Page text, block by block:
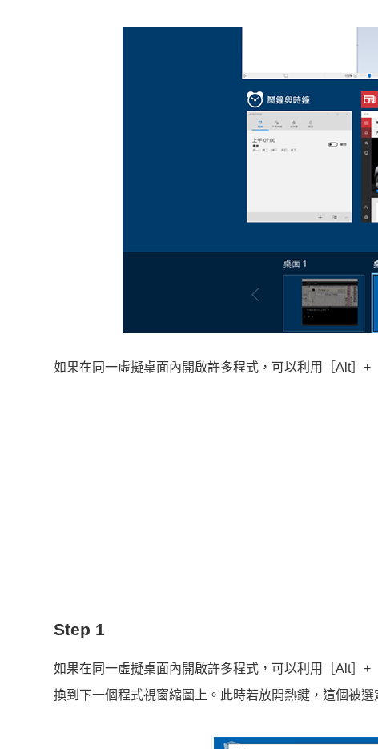
如果在同一虛擬桌面內開啟許多程式，可以利用［Alt］+
Step 1
如果在同一虛擬桌面內開啟許多程式，可以利用［Alt］
換到下一個程式視窗縮圖上。此時若放開熱鍵，這個被